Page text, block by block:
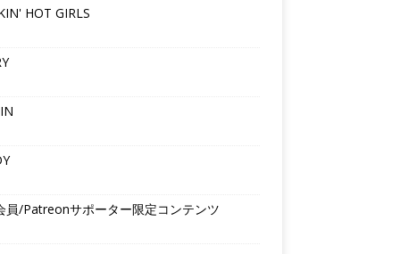
HOT GIRLS
員/Patreonサポーター限定コンテンツ